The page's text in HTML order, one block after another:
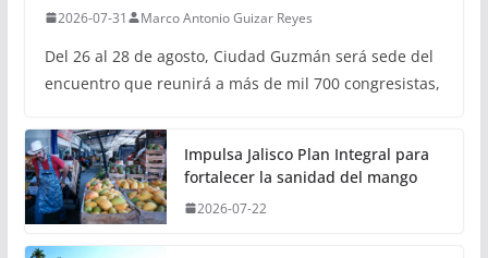
2026-07-31 Marco Antonio Guizar Reyes
Del 26 al 28 de agosto, Ciudad Guzmán será sede del
encuentro que reunirá a más de mil 700 congresistas,
Impulsa Jalisco Plan Integral para
fortalecer la sanidad del mango
2026-07-22